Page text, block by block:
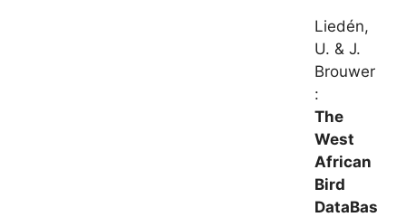
Liedén,
U. & J.
Brouwer
:
The
West
African
Bird
DataBas